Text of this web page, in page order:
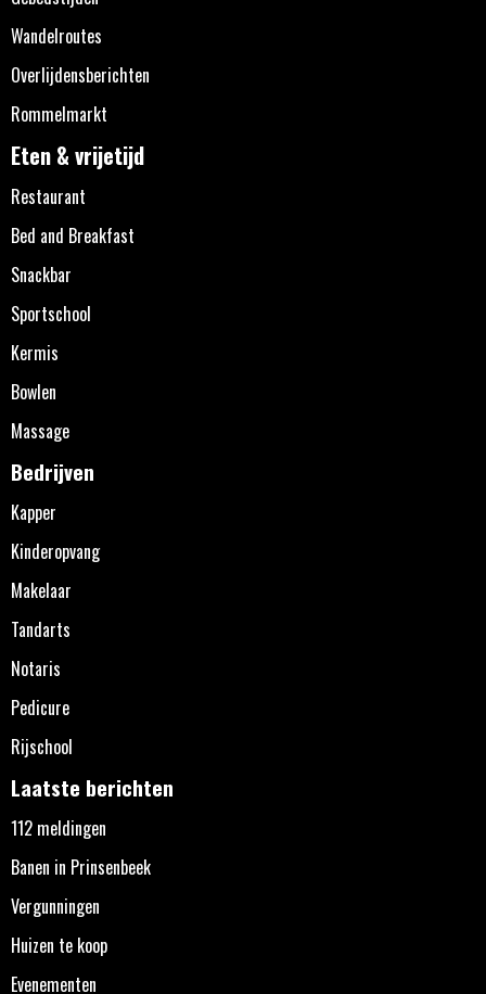
Wandelroutes
Overlijdensberichten
Rommelmarkt
Eten & vrijetijd
Restaurant
Bed and Breakfast
Snackbar
Sportschool
Kermis
Bowlen
Massage
Bedrijven
Kapper
Kinderopvang
Makelaar
Tandarts
Notaris
Pedicure
Rijschool
Laatste berichten
112 meldingen
Banen in Prinsenbeek
Vergunningen
Huizen te koop
Evenementen